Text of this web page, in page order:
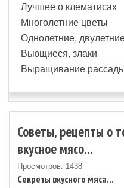
Лучшее о клематисах
Многолетние цветы
Однолетние,
Вьющиеся, злаки
Выращивание
Советы, рецепты о
вкусное мясо...
Просмотров: 1438
Секреты вкусного мяса...